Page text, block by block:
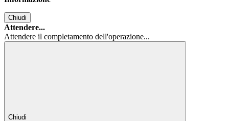
Chiudi
Attendere...
Attendere il completamento dell'operazione...
Chiudi